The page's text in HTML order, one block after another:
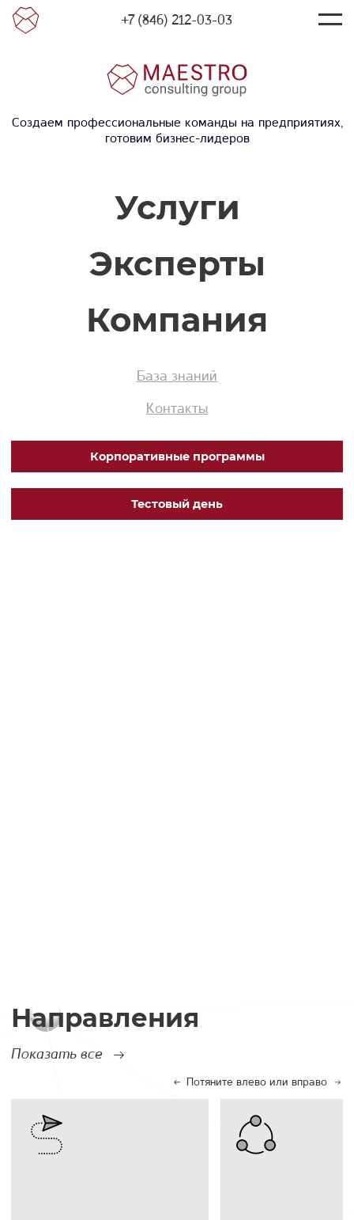
+7 (846) 212-03-03
Создаем профессиональные команды на предприятиях,
готовим бизнес-лидеров
База знаний
Контакты
Корпоративные программы
Тестовый день
Услуги
Эксперты
Компания
Направления
Показать все
Потяните влево или вправо